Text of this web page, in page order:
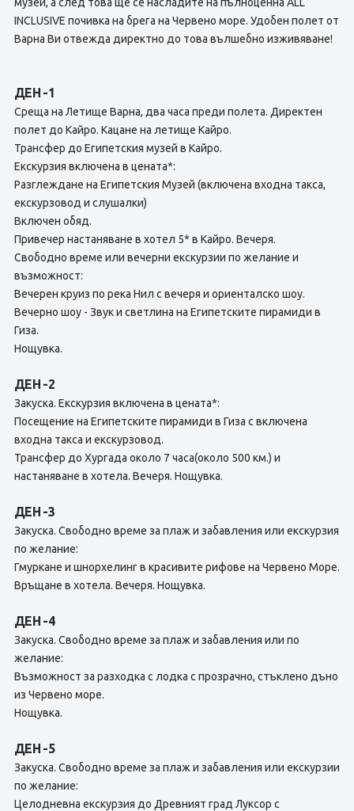
INCLUSIVE почивка на брега на Червено море. Удобен полет от
Варна Ви отвежда директно до това вълшебно изживяване!
ДЕН -1
Среща на Летище Варна, два часа преди полета. Директен
полет до Кайро. Кацане на летище Кайро.
Трансфер до Египетския музей в Кайро.
Екскурзия включена в цената*:
Разглеждане на Египетския Музей (включена входна такса,
екскурзовод и слушалки)
Включен обяд.
Привечер настаняване в хотел 5* в Кайро. Вечеря.
Свободно време или вечерни екскурзии по желание и
възможност:
Вечерен круиз по река Нил с вечеря и ориенталско шоу.
Вечерно шоу - Звук и светлина на Египетските пирамиди в
Гиза.
Нощувка.
ДЕН -2
Закуска. Екскурзия включена в цената*:
Посещение на Египетските пирамиди в Гиза с включена
входна такса и екскурзовод.
Трансфер до Хургада около 7 часа(около 500 км.) и
настаняване в хотела. Вечеря. Нощувка.
ДЕН -3
Закуска. Свободно време за плаж и забавления или екскурзия
по желание:
Гмуркане и шнорхелинг в красивите рифове на Червено Море.
Връщане в хотела. Вечеря. Нощувка.
ДЕН -4
Закуска. Свободно време за плаж и забавления или по
желание:
Възможност за разходка с лодка с прозрачно, стъклено дъно
из Червено море.
Нощувка.
ДЕН -5
Закуска. Свободно време за плаж и забавления или екскурзии
по желание:
Целодневна екскурзия до Древният град Луксор с